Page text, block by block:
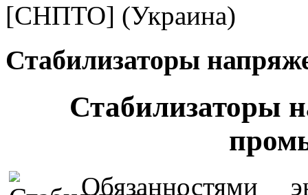
[СНПТО] (Украина)
Стабилизаторы
Стабилизаторы
Обязанностями